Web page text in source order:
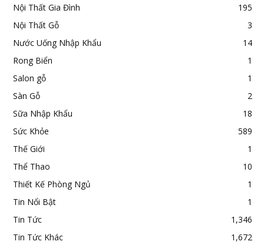
Nội Thất Gia Đình
195
Nội Thất Gỗ
3
Nước Uống Nhập Khẩu
14
Rong Biển
1
Salon gỗ
1
Sàn Gỗ
2
Sữa Nhập Khẩu
18
Sức Khỏe
589
Thế Giới
1
Thể Thao
10
Thiết Kế Phòng Ngủ
1
Tin Nổi Bật
1
Tin Tức
1,346
Tin Tức Khác
1,672